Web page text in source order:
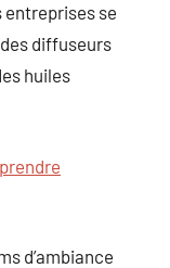
entreprises se
diffuseurs
huiles
d’ambiance